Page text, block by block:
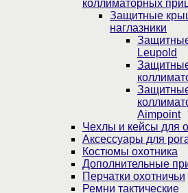
коллиматорных
Защитные
наглазники
Leupold
Aimpoint
Чехлы и кейсы для
Аксессуары для
Костюмы охотника
Дополнительные
Перчатки охотничьи
Ремни тактические